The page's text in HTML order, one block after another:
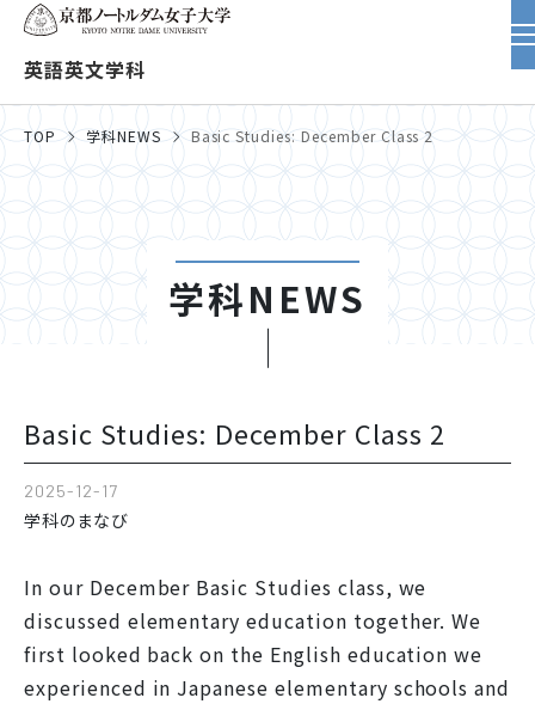
英語英文学科
TOP 学科NEWS Basic Studies: December Class 2
学科NEWS
Basic Studies: December Class 2
2025-12-17
学科のまなび
In our December Basic Studies class, we
discussed elementary education together. We
first looked back on the English education we
experienced in Japanese elementary schools and